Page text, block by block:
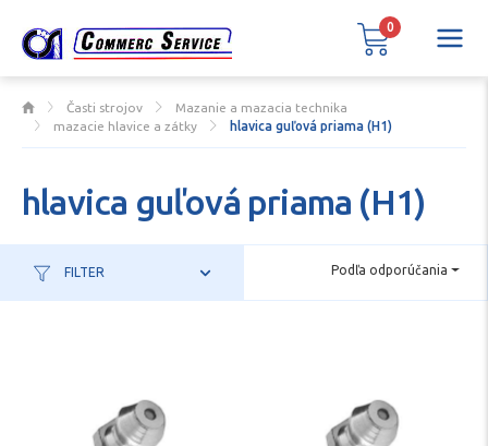
Časti strojov
Mazanie a mazacia technika
mazacie hlavice a zátky
hlavica guľová priama (H1)
hlavica guľová priama (H1)
FILTER Podľa odporúčania
0